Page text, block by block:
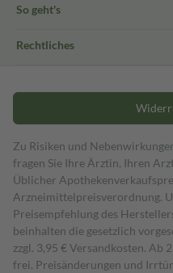
So geht's
Rechtliches
Zu Risiken und
fragen Sie Ihre Ärztin, Ihren
Üblicher
Arzneimittelpreisverordnung.
Preisempfehlung des
beinhalten die gesetzlich
zzgl. 3,95 € Versandkosten.
frei. Preisänderungen und